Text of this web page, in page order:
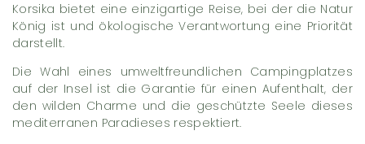
Korsika bietet eine einzigartige Reise, bei der die Natur
König ist und ökologische Verantwortung eine Priorität
darstellt.
Die Wahl eines umweltfreundlichen Campingplatzes
auf der Insel ist die Garantie für einen Aufenthalt, der
den wilden Charme und die geschützte Seele dieses
mediterranen Paradieses respektiert.